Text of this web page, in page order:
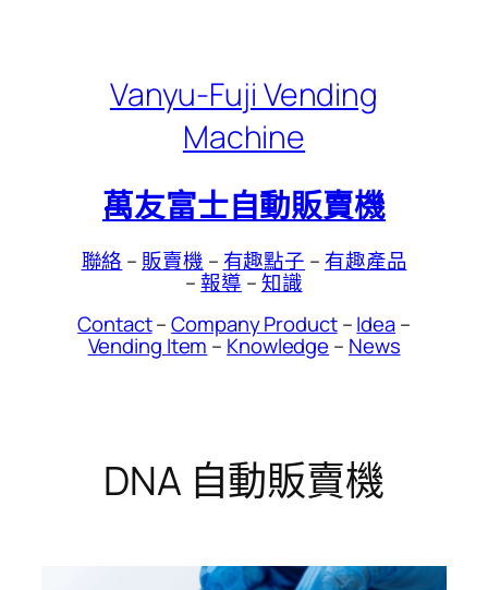
Vanyu-Fuji Vending
Machine
萬友富士自動販賣機
聯絡 – 販賣機 – 有趣點子 – 有趣產品
–報導 –知識
Contact–Company Product–Idea–
Vending Item – Knowledge – News
DNA 自動販賣機